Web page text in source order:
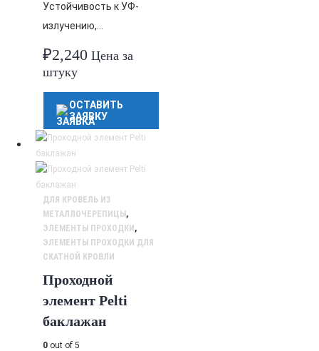
Устойчивость к УФ-
излучению,…
₽2,240 Цена за
штуку
ОСТАВИТЬ
ЗАЯВКУ
ДЛЯ КРОВЕЛЬ ИЗ
МЕТАЛЛОЧЕРЕПИЦЫ ,
ЭЛЕМЕНТЫ ПРОХОДКИ ,
ЭЛЕМЕНТЫ ПРОХОДКИ ДЛЯ
СКАТНОЙ КРОВЛИ
Проходной
элемент Pelti
баклажан
0 out of 5